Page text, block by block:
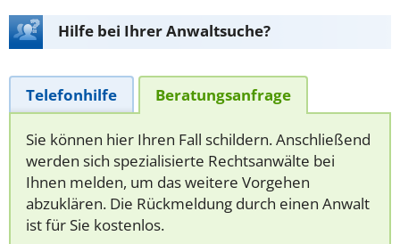
Hilfe bei Ihrer Anwaltsuche?
Telefonhilfe Beratungsanfrage
Sie können hier Ihren Fall schildern. Anschließend
werden sich spezialisierte Rechtsanwälte bei
Ihnen melden, um das weitere Vorgehen
abzuklären. Die Rückmeldung durch einen Anwalt
ist für Sie kostenlos.